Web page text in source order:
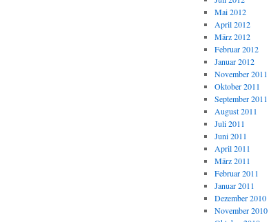
Mai 2012
April 2012
März 2012
Februar 2012
Januar 2012
November 2011
Oktober 2011
September 2011
August 2011
Juli 2011
Juni 2011
April 2011
März 2011
Februar 2011
Januar 2011
Dezember 2010
November 2010